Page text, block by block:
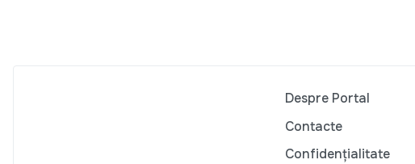
Despre Portal
Contacte
Confidențialitate